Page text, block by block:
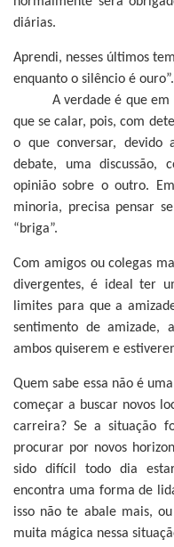
diárias.
Aprendi, nesses últimos
enquanto o silêncio é ouro”.
A verdade é que em
que se calar, pois, com
o que conversar,
debate, uma discussão,
opinião sobre o outro.
minoria, precisa pensar
“briga”.
Com amigos ou colegas
divergentes, é ideal ter
limites para que a
sentimento de amizade,
ambos quiserem e
Quem sabe essa não é
começar a buscar novos
carreira? Se a situação
procurar por novos
sido difícil todo dia
encontra uma forma de
isso não te abale mais,
muita mágica nessa